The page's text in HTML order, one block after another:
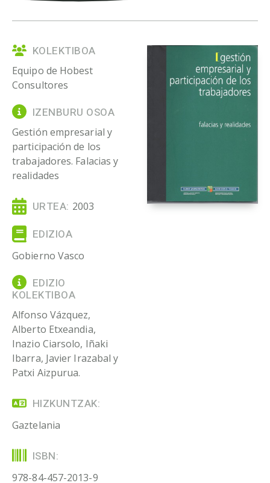
KOLEKTIBOA
Equipo de Hobest
Consultores
IZENBURU OSOA
Gestión empresarial y
participación de los
trabajadores. Falacias y
realidades
URTEA: 2003
EDIZIOA
Gobierno Vasco
EDIZIO
KOLEKTIBOA
Alfonso Vázquez,
Alberto Etxeandia,
Inazio Ciarsolo, Iñaki
Ibarra, Javier Irazabal y
Patxi Aizpurua.
HIZKUNTZAK:
Gaztelania
ISBN:
978-84-457-2013-9